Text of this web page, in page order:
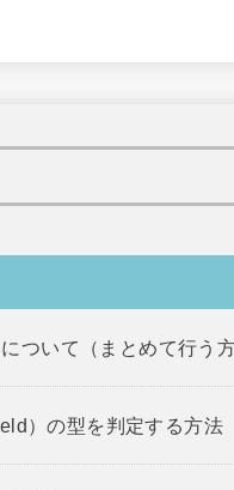
索:
ついて（まとめて行う
）の型を判定する方法